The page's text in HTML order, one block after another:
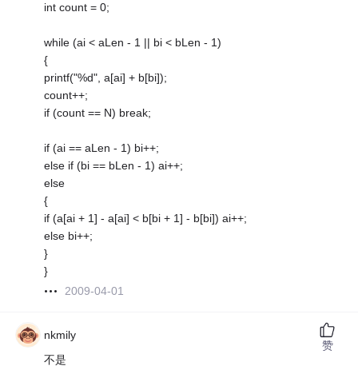
int count = 0;
while (ai < aLen - 1 || bi < bLen - 1)
{
printf("%d", a[ai] + b[bi]);
count++;
if (count == N) break;
if (ai == aLen - 1) bi++;
else if (bi == bLen - 1) ai++;
else
{
if (a[ai + 1] - a[ai] < b[bi + 1] - b[bi]) ai++;
else bi++;
}
}
2009-04-01
nkmily
不是
赞